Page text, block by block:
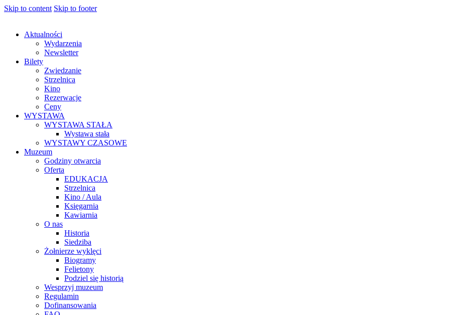
Skip to content Skip to footer
Aktualności
Wydarzenia
Newsletter
Bilety
Zwiedzanie
Strzelnica
Kino
Rezerwacje
Ceny
WYSTAWA
WYSTAWA STAŁA
Wystawa stała
WYSTAWY CZASOWE
Muzeum
Godziny otwarcia
Oferta
EDUKACJA
Strzelnica
Kino / Aula
Księgarnia
Kawiarnia
O nas
Historia
Siedziba
Żołnierze wyklęci
Biogramy
Felietony
Podziel się historią
Wesprzyj muzeum
Regulamin
Dofinansowania